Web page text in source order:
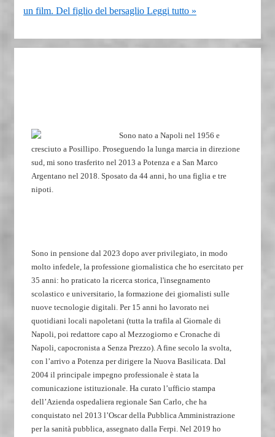
un film. Del figlio del bersaglio Leggi tutto »
Sono nato a Napoli nel 1956 e
cresciuto a Posillipo. Proseguendo la lunga marcia in direzione
sud, mi sono trasferito nel 2013 a Potenza e a San Marco
Argentano nel 2018. Sposato da 44 anni, ho una figlia e tre
nipoti.
Sono in pensione dal 2023 dopo aver privilegiato, in modo
molto infedele, la professione giornalistica che ho esercitato per
35 anni: ho praticato la ricerca storica, l'insegnamento
scolastico e universitario, la formazione dei giornalisti sulle
nuove tecnologie digitali. Per 15 anni ho lavorato nei
quotidiani locali napoletani (tutta la trafila al Giornale di
Napoli, poi redattore capo al Mezzogiorno e Cronache di
Napoli, capocronista a Senza Prezzo). A fine secolo la svolta,
con l’arrivo a Potenza per dirigere la Nuova Basilicata. Dal
2004 il principale impegno professionale è stata la
comunicazione istituzionale. Ha curato l’ufficio stampa
dell’Azienda ospedaliera regionale San Carlo, che ha
conquistato nel 2013 l’Oscar della Pubblica Amministrazione
per la sanità pubblica, assegnato dalla Ferpi. Nel 2019 ho